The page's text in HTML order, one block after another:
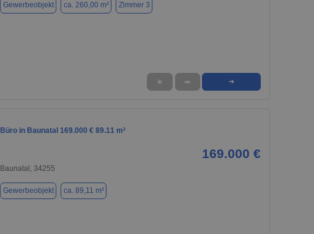
Gewerbeobjekt ca. 260,00 m² Zimmer 3
★ ➦ ➜
Büro in Baunatal 169.000 € 89.11 m²
169.000 €
Baunatal, 34255
Gewerbeobjekt ca. 89,11 m²